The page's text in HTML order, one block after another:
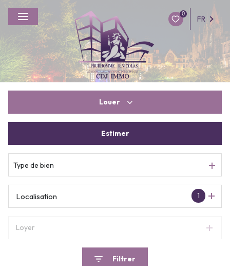
0
FR
Louer
Estimer
Type de bien
1
Localisation
Loyer
Filtrer